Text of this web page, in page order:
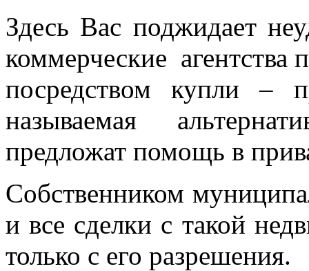
Здесь Вас поджидает
коммерческие агентства
посредством купли –
называемая
предложат помощь в
Собственником
и все сделки с такой
только с его разрешения.